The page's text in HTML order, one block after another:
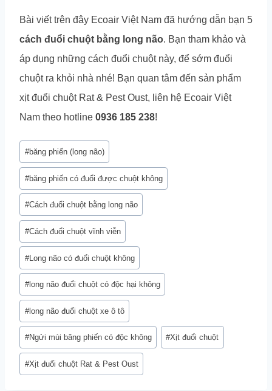
Bài viết trên đây Ecoair Việt Nam đã hướng dẫn bạn 5
cách đuổi chuột bằng long não. Bạn tham khảo và
áp dụng những cách đuổi chuột này, để sớm đuổi
chuột ra khỏi nhà nhé! Bạn quan tâm đến sản phẩm
xịt đuổi chuột Rat & Pest Oust, liên hệ Ecoair Việt
Nam theo hotline 0936 185 238!
Post
Tags:
#băng phiến (long não)
#băng phiến có đuổi được chuột không
#Cách đuổi chuột bằng long não
#Cách đuổi chuột vĩnh viễn
#Long não có đuổi chuột không
#long não đuổi chuột có độc hại không
#long não đuổi chuột xe ô tô
#Ngửi mùi băng phiến có độc không #Xịt đuổi chuột
#Xịt đuổi chuột Rat & Pest Oust